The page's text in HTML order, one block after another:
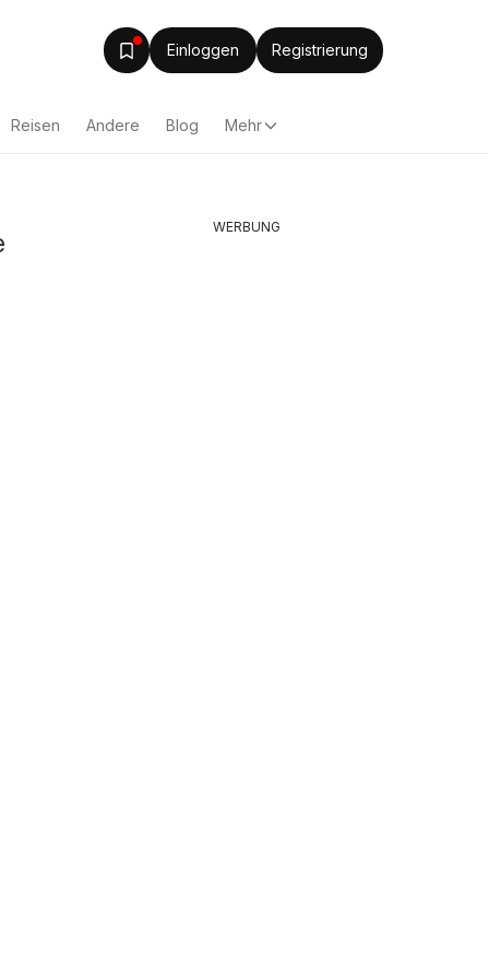
Einloggen Registrierung
Reisen Andere Blog Mehr
WERBUNG